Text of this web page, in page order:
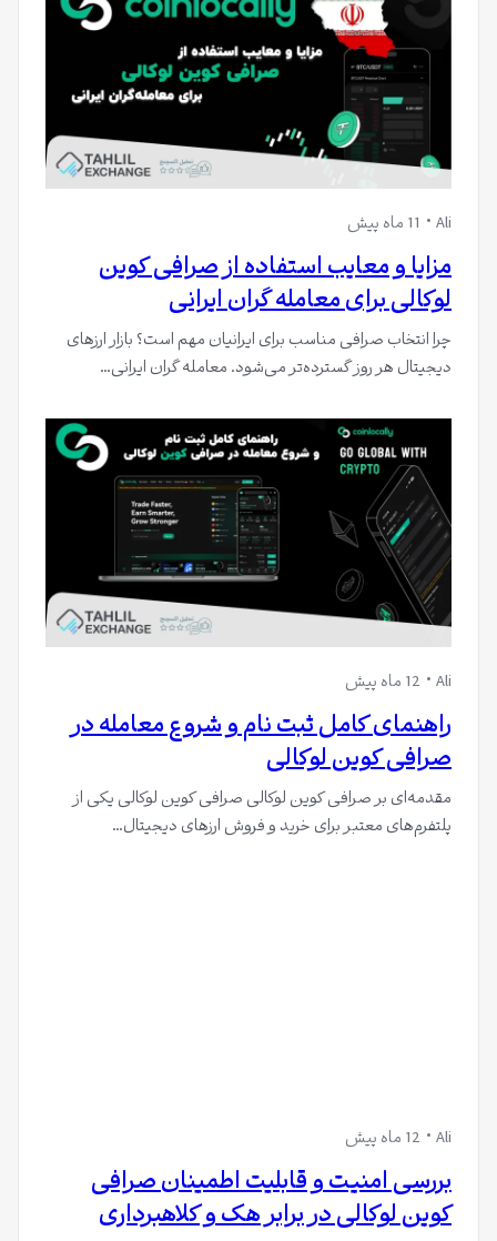
Ali 11 ماه پیش
مزایا و معایب استفاده از صرافی کوین
لوکالی برای معامله‌ گران ایرانی
چرا انتخاب صرافی مناسب برای ایرانیان مهم است؟ بازار ارزهای
دیجیتال هر روز گسترده‌تر می‌شود. معامله‌ گران ایرانی…
Ali 12 ماه پیش
راهنمای کامل ثبت‌ نام و شروع معامله در
صرافی کوین لوکالی
مقدمه‌ای بر صرافی کوین لوکالی صرافی کوین لوکالی یکی از
پلتفرم‌های معتبر برای خرید و فروش ارزهای دیجیتال…
Ali 12 ماه پیش
بررسی امنیت و قابلیت اطمینان صرافی
کوین لوکالی در برابر هک و کلاهبرداری